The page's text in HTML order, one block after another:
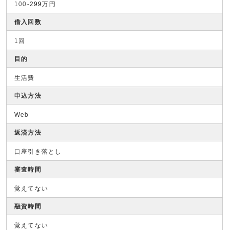
100-299万円
借入回数
1回
目的
生活費
申込方法
Web
返済方法
口座引き落とし
審査時間
覚えてない
融資時間
覚えてない